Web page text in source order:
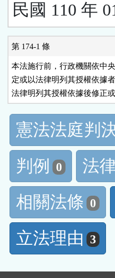
民國 110 年
第 174-1 條
本法施行前，行政機關依中
定或以法律明列其授權依據
法律明列其授權依據後修正
憲法法庭判
判例
0 法
相關法條 0
立法理由 3